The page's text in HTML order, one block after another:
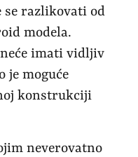
se razlikovati od
modela.
imati vidljiv
je moguće
konstrukciji
neverovatno